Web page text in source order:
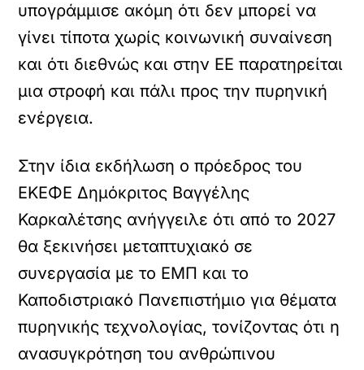
υπογράμμισε ακόμη ότι δεν μπορεί να
γίνει τίποτα χωρίς κοινωνική συναίνεση
και ότι διεθνώς και στην ΕΕ παρατηρείται
μια στροφή και πάλι προς την πυρηνική
ενέργεια.
Στην ίδια εκδήλωση ο πρόεδρος του
ΕΚΕΦΕ Δημόκριτος Βαγγέλης
Καρκαλέτσης ανήγγειλε ότι από το 2027
θα ξεκινήσει μεταπτυχιακό σε
συνεργασία με το ΕΜΠ και το
Καποδιστριακό Πανεπιστήμιο για θέματα
πυρηνικής τεχνολογίας, τονίζοντας ότι η
ανασυγκρότηση του ανθρώπινου